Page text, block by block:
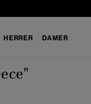
HERRER DAMER